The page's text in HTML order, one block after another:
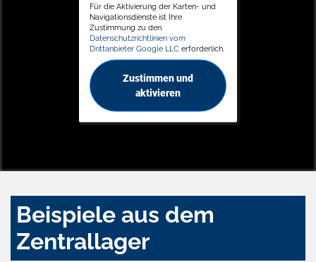
Für die Aktivierung der Karten- und
Navigationsdienste ist Ihre
Zustimmung zu den
Datenschutzrichtlinien vom
Drittanbieter Google LLC erforderlich.
Zustimmen und
aktivieren
Beispiele aus dem
Zentrallager